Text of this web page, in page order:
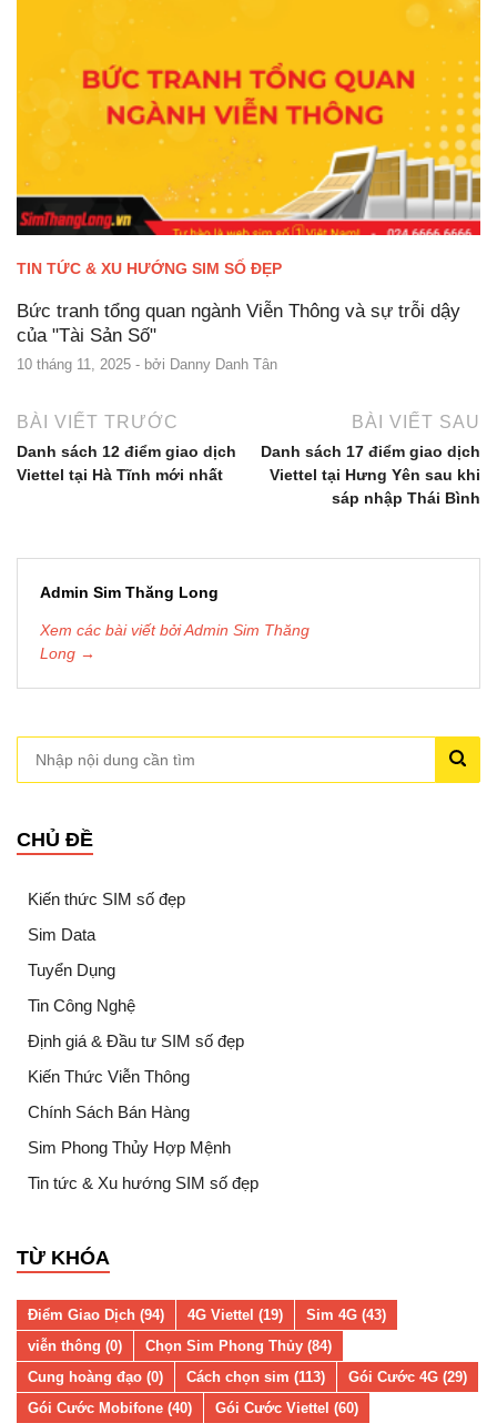
TIN TỨC & XU HƯỚNG SIM SỐ ĐẸP
Bức tranh tổng quan ngành Viễn Thông và sự trỗi dậy
của "Tài Sản Số"
10 tháng 11, 2025 - bởi Danny Danh Tân
BÀI VIẾT TRƯỚC
Danh sách 12 điểm giao dịch
Viettel tại Hà Tĩnh mới nhất
BÀI VIẾT SAU
Danh sách 17 điểm giao dịch
Viettel tại Hưng Yên sau khi
sáp nhập Thái Bình
Admin Sim Thăng Long
Xem các bài viết bởi Admin Sim Thăng
Long →
CHỦ ĐỀ
Kiến thức SIM số đẹp
Sim Data
Tuyển Dụng
Tin Công Nghệ
Định giá & Đầu tư SIM số đẹp
Kiến Thức Viễn Thông
Chính Sách Bán Hàng
Sim Phong Thủy Hợp Mệnh
Tin tức & Xu hướng SIM số đẹp
TỪ KHÓA
Điểm Giao Dịch (94) 4G Viettel (19)
Sim 4G (43)
viễn thông (0)
Chọn Sim Phong Thủy (84)
Cung hoàng đạo (0)
Cách chọn sim (113)
Gói Cước 4G (29)
Gói Cước Mobifone (40)
Gói Cước Viettel (60)